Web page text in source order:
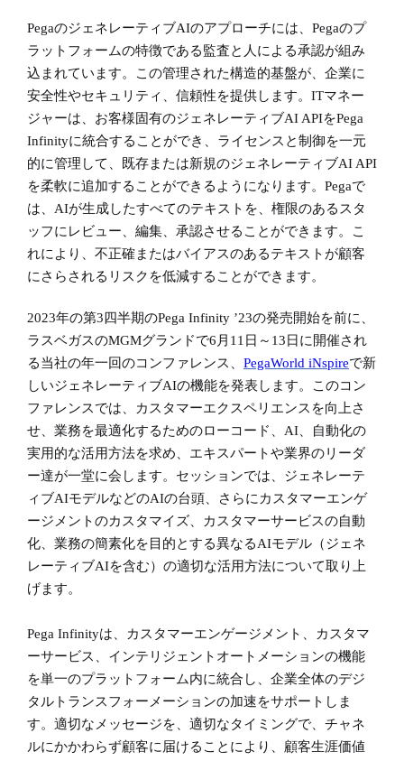
PegaのジェネレーティブAIのアプローチには、Pegaのプ
ラットフォームの特徴である監査と人による承認が組み
込まれています。この管理された構造的基盤が、企業に
安全性やセキュリティ、信頼性を提供します。ITマネー
ジャーは、お客様固有のジェネレーティブAI APIをPega
Infinityに統合することができ、ライセンスと制御を一元
的に管理して、既存または新規のジェネレーティブAI API
を柔軟に追加することができるようになります。Pegaで
は、AIが生成したすべてのテキストを、権限のあるスタ
ッフにレビュー、編集、承認させることができます。こ
れにより、不正確またはバイアスのあるテキストが顧客
にさらされるリスクを低減することができます。
2023年の第3四半期のPega Infinity ’23の発売開始を前に、
ラスベガスのMGMグランドで6月11日～13日に開催され
る当社の年一回のコンファレンス、 PegaWorld iNspireで新
しいジェネレーティブAIの機能を発表します。このコン
ファレンスでは、カスタマーエクスペリエンスを向上さ
せ、業務を最適化するためのローコード、AI、自動化の
実用的な活用方法を求め、エキスパートや業界のリーダ
ー達が一堂に会します。セッションでは、ジェネレーテ
ィブAIモデルなどのAIの台頭、さらにカスタマーエンゲ
ージメントのカスタマイズ、カスタマーサービスの自動
化、業務の簡素化を目的とする異なるAIモデル（ジェネ
レーティブAIを含む）の適切な活用方法について取り上
げます。
Pega Infinityは、カスタマーエンゲージメント、カスタマ
ーサービス、インテリジェントオートメーションの機能
を単一のプラットフォーム内に統合し、企業全体のデジ
タルトランスフォーメーションの加速をサポートしま
す。適切なメッセージを、適切なタイミングで、チャネ
ルにかかわらず顧客に届けることにより、顧客生涯価値